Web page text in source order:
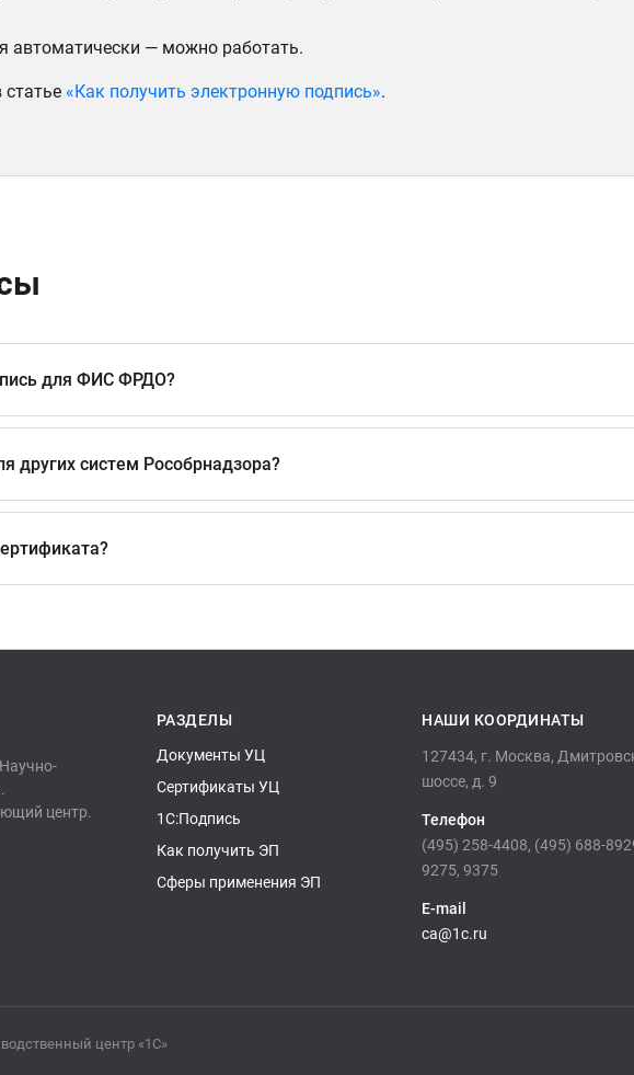
автоматически — можно работать.
«Как получить электронную подпись».
для ФИС ФРДО?
других систем Рособрнадзора?
центр.
РАЗДЕЛЫ
Документы УЦ
Сертификаты УЦ
1С:Подпись
Как получить ЭП
Сферы применения ЭП
НАШИ КООРДИНАТЫ
127434, г. Москва,
шоссе, д. 9
Телефон
(495) 258-4408, (495) 688-
9275, 9375
E-mail
ca@1c.ru
центр «1С»